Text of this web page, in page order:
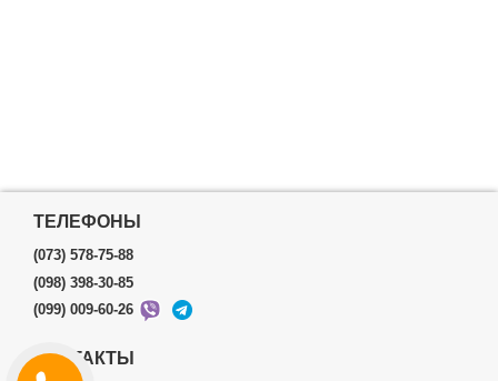
ТЕЛЕФОНЫ
(073) 578-75-88
(098) 398-30-85
(099) 009-60-26
КОНТАКТЫ